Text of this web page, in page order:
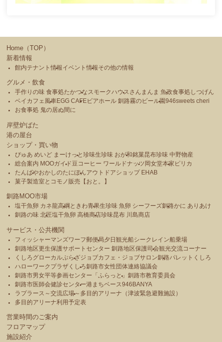
Home（TOP）
新着情報
館内テナント情報イベント情報その他の情報
グルメ・飲食
手作りの味 食事処たかつな スモークハウス さんまんま 魚政食事処しつげん
ベイカフェ風車EGG CAFE ビアホール 釧路霧のビール園946sweets cheri
お食事処 鬼の居ぬ間に
岸壁炉ばた
港の屋台
ショップ・買い物
ぴゅあ めいど まーけっと珍味生珍味 おが和銘菓昆布珍味 中野物産
総合案内 MOOガイド豆コーヒー ワールドナッツ 岡女堂本家 ピリカ
たんばやおかしのたにぽんアウトドアショップ EHAB
菓子製造室とコモノ販売【おと。】
釧路MOO市場
塩干魚卵 カネ龍高綱 ときわ青果生珍味 魚卵 シーフーズ釧路かに ありあけ
釧路の味 北匠塩干魚卵 高橋商店珍味昆布 川島商店
サービス・公共機関
フィッシャーマンズワーフ郵便局夕日観光船シークレイン船乗場
釧路地区更生保護サポートセンター 釧路地区保護司会観光交流コーナー
くしろグローカルぷらざジョブカフェ・ジョブサロン釧路パレットくしろ
ハローワークプラザくしろ釧路市女性団体連絡協議会
釧路市男女平等参画センター「ふらっと」釧路市教育委員会
釧路市医師会健診センター港まちベース946BANYA
ラプラース～交流広場～ 多目的アリーナ（津波緊急避難施設）
多目的アリーナ利用予定表
営業時間のご案内
フロアマップ
施設紹介